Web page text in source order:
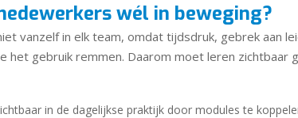
wél in beweging?
vanzelf in elk team, omdat tijdsdruk, gebrek aan
het gebruik remmen. Daarom moet leren zichtbaar
in de dagelijkse praktijk door modules te